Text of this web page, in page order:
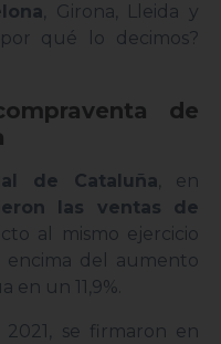
, Girona, Lleida y
qué lo decimos?
de
de Cataluña, en
las ventas de
al mismo ejercicio
encima del aumento
en un 11,9%.
se firmaron en